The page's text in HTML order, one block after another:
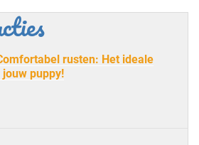
rusten: Het ideale
puppy!